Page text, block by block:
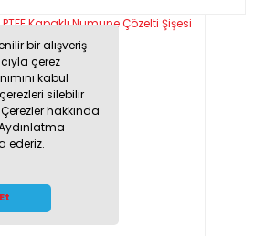
bir alışveriş
çerez
kabul
silebilir
hakkında
ederiz.